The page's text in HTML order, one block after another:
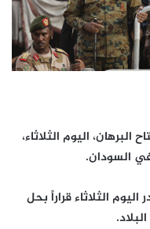
اليوم الثلاثاء،
في السودان.
اليوم الثلاثاء قراراً بحل